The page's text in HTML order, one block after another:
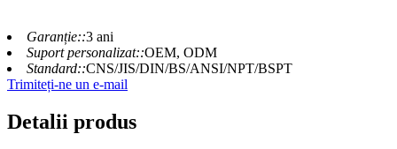
Garanție::3 ani
Suport personalizat::OEM, ODM
Standard::CNS/JIS/DIN/BS/ANSI/NPT/BSPT
Trimiteți-ne un e-mail
Detalii produs